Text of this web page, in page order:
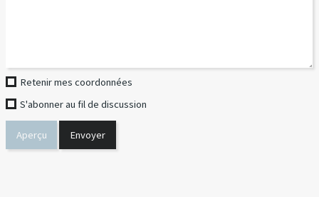
Retenir mes coordonnées
S'abonner au fil de discussion